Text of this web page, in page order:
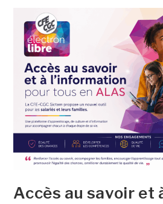
Accès au savoir et